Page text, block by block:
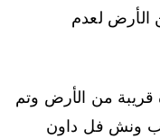
الأرض لعدم
قريبة من الأرض وتم
ونش فل داون